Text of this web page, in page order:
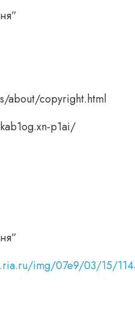
about/copyright.html
p1ai/
img/07e9/03/15/